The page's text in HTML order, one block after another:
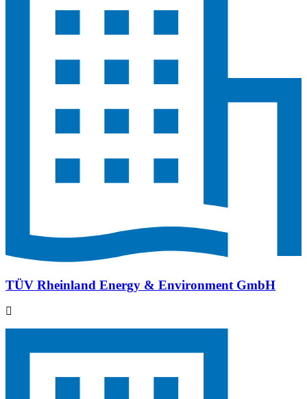
TÜV Rheinland Energy & Environment GmbH